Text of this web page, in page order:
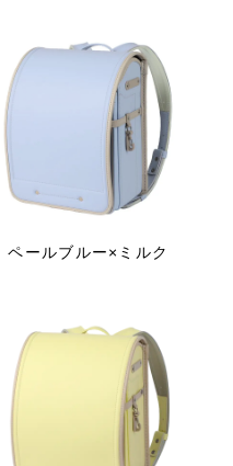
ペールブルー×ミルク